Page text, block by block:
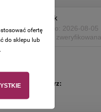
Henryk
Dodano: 2026-08-05
Opinia zweryfikowana
dostawy:
komentarz:
ofertę
do sklepu lub